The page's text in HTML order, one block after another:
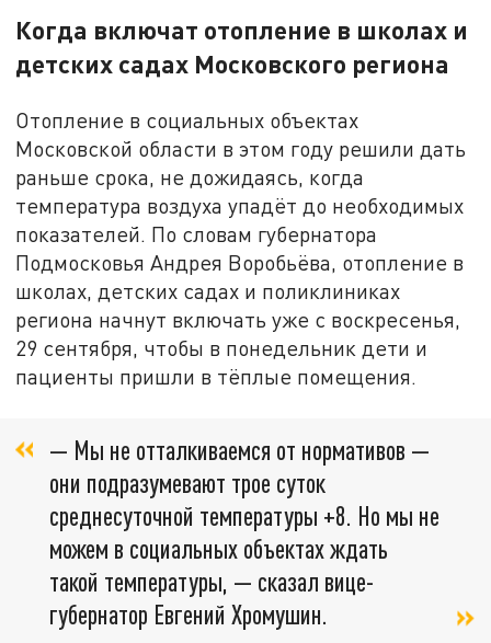
Когда включат отопление в школах и
детских садах Московского региона
Отопление в социальных объектах
Московской области в этом году решили дать
раньше срока, не дожидаясь, когда
температура воздуха упадёт до необходимых
показателей. По словам губернатора
Подмосковья Андрея Воробьёва, отопление в
школах, детских садах и поликлиниках
региона начнут включать уже с воскресенья,
29 сентября, чтобы в понедельник дети и
пациенты пришли в тёплые помещения.
— Мы не отталкиваемся от нормативов —
они подразумевают трое суток
среднесуточной температуры +8. Но мы не
можем в социальных объектах ждать
такой температуры, — сказал вице-
губернатор Евгений Хромушин.